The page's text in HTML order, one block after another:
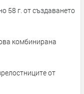
58 г. от създаването
комбинирана
от